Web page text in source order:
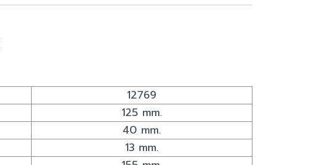
12769
125 mm.
40 mm.
13 mm.